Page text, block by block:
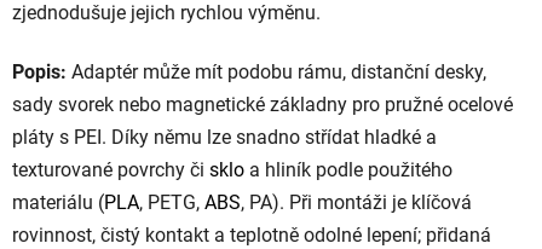
zjednodušuje jejich rychlou výměnu.
Popis: Adaptér může mít podobu rámu, distanční desky,
sady svorek nebo magnetické základny pro pružné ocelové
pláty s PEI. Díky němu lze snadno střídat hladké a
texturované povrchy či sklo a hliník podle použitého
materiálu (PLA, PETG, ABS, PA). Při montáži je klíčová
rovinnost, čistý kontakt a teplotně odolné lepení; přidaná